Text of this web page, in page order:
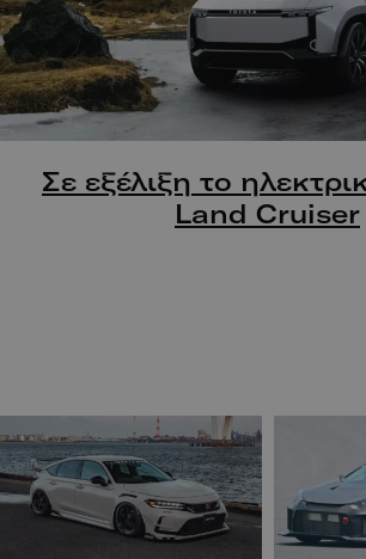
Σε εξέλιξη το
Land Cruiser